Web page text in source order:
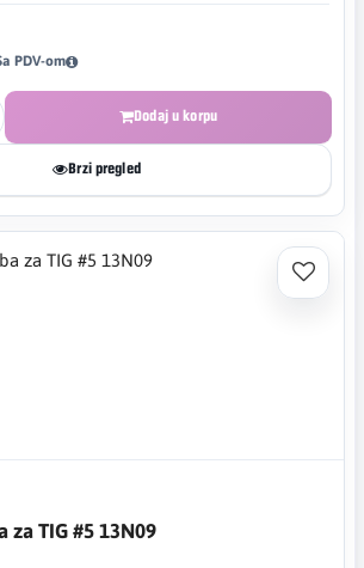
PDV-om
Dodaj u korpu
Brzi pregled
za TIG #5 13N09